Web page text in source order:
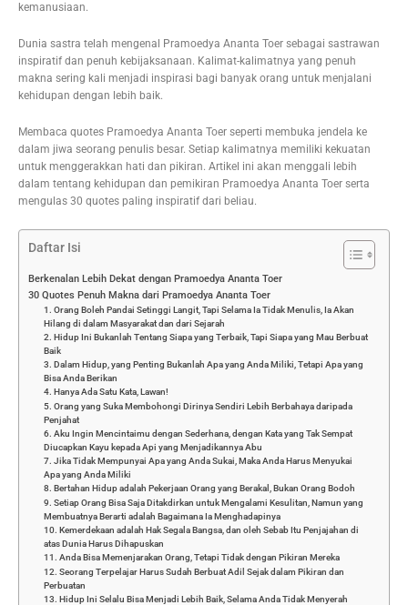
kemanusiaan.
Dunia sastra telah mengenal Pramoedya Ananta Toer sebagai sastrawan
inspiratif dan penuh kebijaksanaan. Kalimat-kalimatnya yang penuh
makna sering kali menjadi inspirasi bagi banyak orang untuk menjalani
kehidupan dengan lebih baik.
Membaca quotes Pramoedya Ananta Toer seperti membuka jendela ke
dalam jiwa seorang penulis besar. Setiap kalimatnya memiliki kekuatan
untuk menggerakkan hati dan pikiran. Artikel ini akan menggali lebih
dalam tentang kehidupan dan pemikiran Pramoedya Ananta Toer serta
mengulas 30 quotes paling inspiratif dari beliau.
Daftar Isi
Berkenalan Lebih Dekat dengan Pramoedya Ananta Toer
30 Quotes Penuh Makna dari Pramoedya Ananta Toer
1. Orang Boleh Pandai Setinggi Langit, Tapi Selama Ia Tidak Menulis, Ia Akan
Hilang di dalam Masyarakat dan dari Sejarah
2. Hidup Ini Bukanlah Tentang Siapa yang Terbaik, Tapi Siapa yang Mau Berbuat
Baik
3. Dalam Hidup, yang Penting Bukanlah Apa yang Anda Miliki, Tetapi Apa yang
Bisa Anda Berikan
4. Hanya Ada Satu Kata, Lawan!
5. Orang yang Suka Membohongi Dirinya Sendiri Lebih Berbahaya daripada
Penjahat
6. Aku Ingin Mencintaimu dengan Sederhana, dengan Kata yang Tak Sempat
Diucapkan Kayu kepada Api yang Menjadikannya Abu
7. Jika Tidak Mempunyai Apa yang Anda Sukai, Maka Anda Harus Menyukai
Apa yang Anda Miliki
8. Bertahan Hidup adalah Pekerjaan Orang yang Berakal, Bukan Orang Bodoh
9. Setiap Orang Bisa Saja Ditakdirkan untuk Mengalami Kesulitan, Namun yang
Membuatnya Berarti adalah Bagaimana Ia Menghadapinya
10. Kemerdekaan adalah Hak Segala Bangsa, dan oleh Sebab Itu Penjajahan di
atas Dunia Harus Dihapuskan
11. Anda Bisa Memenjarakan Orang, Tetapi Tidak dengan Pikiran Mereka
12. Seorang Terpelajar Harus Sudah Berbuat Adil Sejak dalam Pikiran dan
Perbuatan
13. Hidup Ini Selalu Bisa Menjadi Lebih Baik, Selama Anda Tidak Menyerah